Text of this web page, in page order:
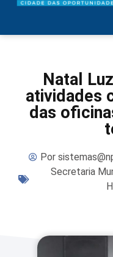
Natal
atividades
das
Por
Secretaria